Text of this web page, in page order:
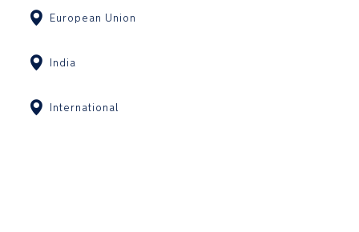
European Union
India
International